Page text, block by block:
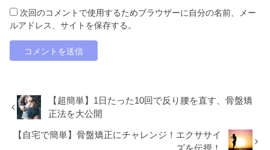
次回のコメントで使用するためブラウザーに自分の名前、メー
ルアドレス、サイトを保存する。
【超簡単】1日たった10回で反り腰を直す、骨盤矯
正法を大公開
【自宅で簡単】骨盤矯正にチャレンジ！エクササイ